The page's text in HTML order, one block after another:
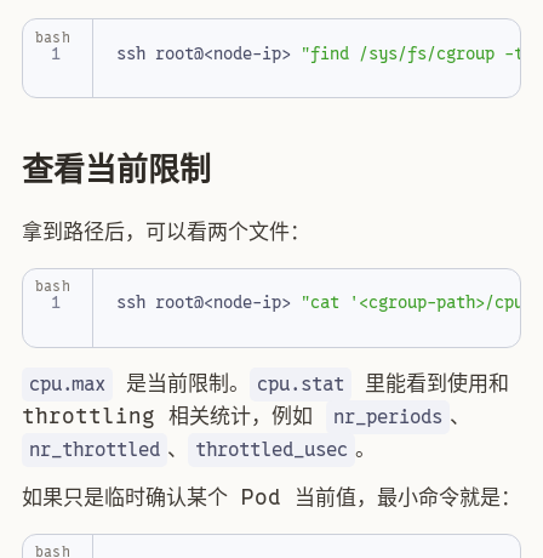
1 ssh root@<node-ip> "find /sys/fs/cgroup -type
bash
查看当前限制
拿到路径后，可以看两个文件：
1 ssh root@<node-ip> "cat '<cgroup-path>/
bash
cpu.max 是当前限制。 cpu.stat
里能看到使用和
throttling 相关统计，例如
nr_periods 、
nr_throttled 、 throttled_usec 。
如果只是临时确认某个 Pod 当前值，最小命令就是：
bash